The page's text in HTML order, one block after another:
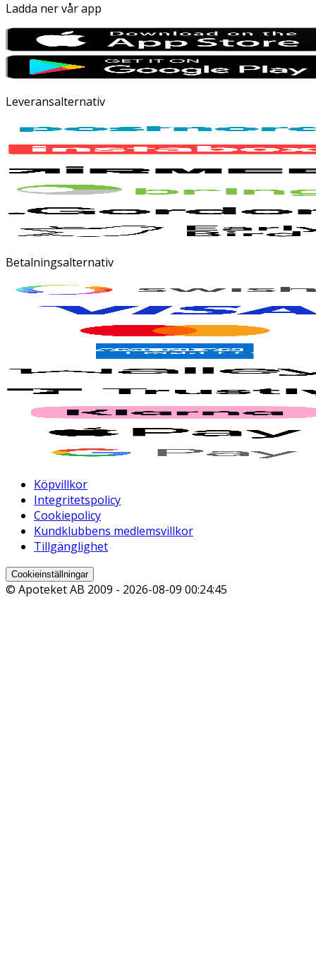
Ladda ner vår app
Leveransalternativ
Betalningsalternativ
Köpvillkor
Integritetspolicy
Cookiepolicy
Kundklubbens medlemsvillkor
Tillgänglighet
Cookieinställningar
© Apoteket AB 2009 - 2026-08-09 00:24:45